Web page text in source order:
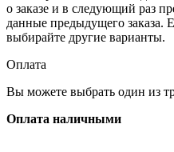
о заказе и в следующий раз
данные предыдущего заказа.
выбирайте другие варианты.
Оплата
Вы можете выбрать один из
Оплата наличными